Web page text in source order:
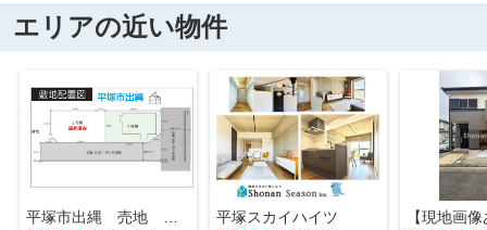
エリアの近い物件
平塚市出縄 売地 １号棟
平塚スカイハイツ